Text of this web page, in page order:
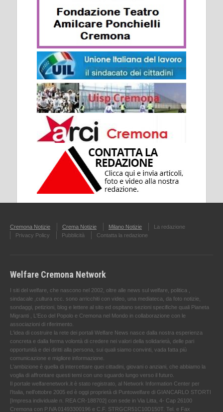
Cremona Notizie Crema Notizie Milano Notizie
La redazione
Privacy Policy
Pubblicità Contatta la redazione
Welfare Cremona Network
I siti del welfare, che nascono nel 2002, oltre alle news sul welfare, politica ,
sindacale ,cultura ecc. sono arricchiti con video, una mediateca, da foto notizie,
sondaggi, petizioni, blog e lettere al sito ed ospitano sezioni specifiche quali Pianeta
Migranti , L'Eco del Popolo e Cremona nel Mondo in collaborazione con le
associazioni di riferimento.
L'idea di costruire la rete dei portali Welfare News nasce dalla nostra esperienza
concreta e dalla ferma volontà di credere nei valori della solidarietà, delle pari
opportunità e dei diritti alla persona, sui quali siamo convinti, vada fatta più
comunicazione e migliore informazione.
L'ambizione è quella di intercettare quei cittadini, giovani o anziani, che abbiamo la
voglia di affrontare questi temi con uno sguardo lungo verso il futuro.
Il portale welfarenetwork.it è stato registrato, al Network Information Center per
l'Italia, nell’ottobre 2005 ed è oggi proprietà di Puntowelfare di GIANCARLO STORTI
[Impresa individuale n. REA CR-188702] con sede in Via Litta, 4- Cap 26100
Cremona con P.IVA 01493300196 e C.F. STRGCR51C10D150T. Tel. e Fax